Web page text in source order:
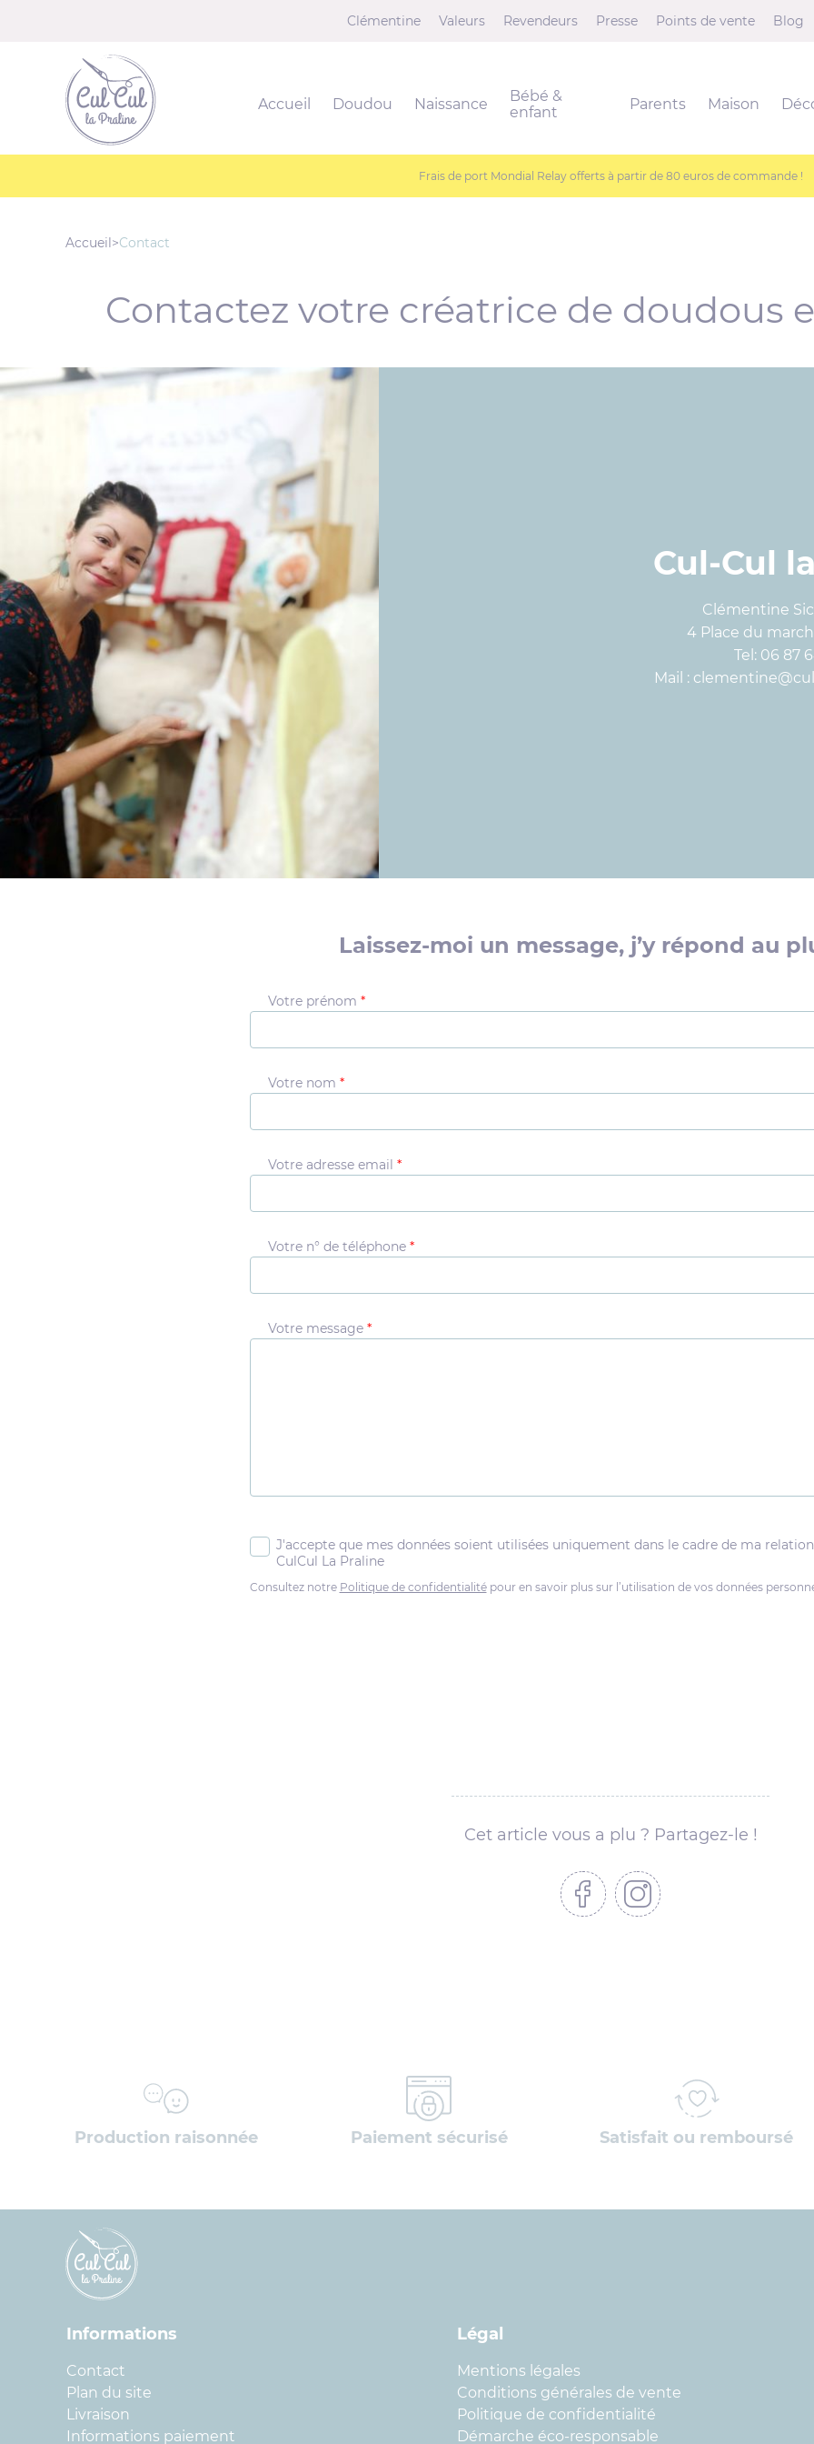
Culcul-la-praline
Accueil Doudou Naissance
Bébé &
enfant
Parents Maison
Clémentine Valeurs Revendeurs Presse Points de vente Blog
Frais de port Mondial Relay offerts à partir de 80 euros de commande !
Accueil>Contact
Contactez votre créatrice de doudous
Cul-Cul
Clémentine
4 Place du
Tel: 06 87
Mail :
Laissez-moi un message, j’y répond au
Votre prénom *
Votre nom *
Votre adresse email *
Votre n° de téléphone *
Votre message *
J'accepte que mes données soient utilisées uniquement dans le cadre de ma
CulCul La Praline
Consultez notre Politique de confidentialitépour en savoir plus sur l’utilisation de vos données
Cet article vous a plu ? Partagez-le !
Partager sur Facebook
Partager sur Instagram
Production raisonnée Paiement sécurisé Satisfait ou remboursé
Informations
Contact
Plan du site
Livraison
Informations paiement
Légal
Mentions légales
Conditions générales de vente
Politique de confidentialité
Démarche éco-responsable